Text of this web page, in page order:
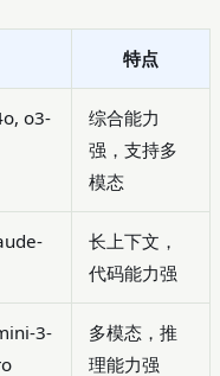
特点
o3-
综合能力
强，支持多
模态
长上下文，
代码能力强
3-
多模态，推
理能力强